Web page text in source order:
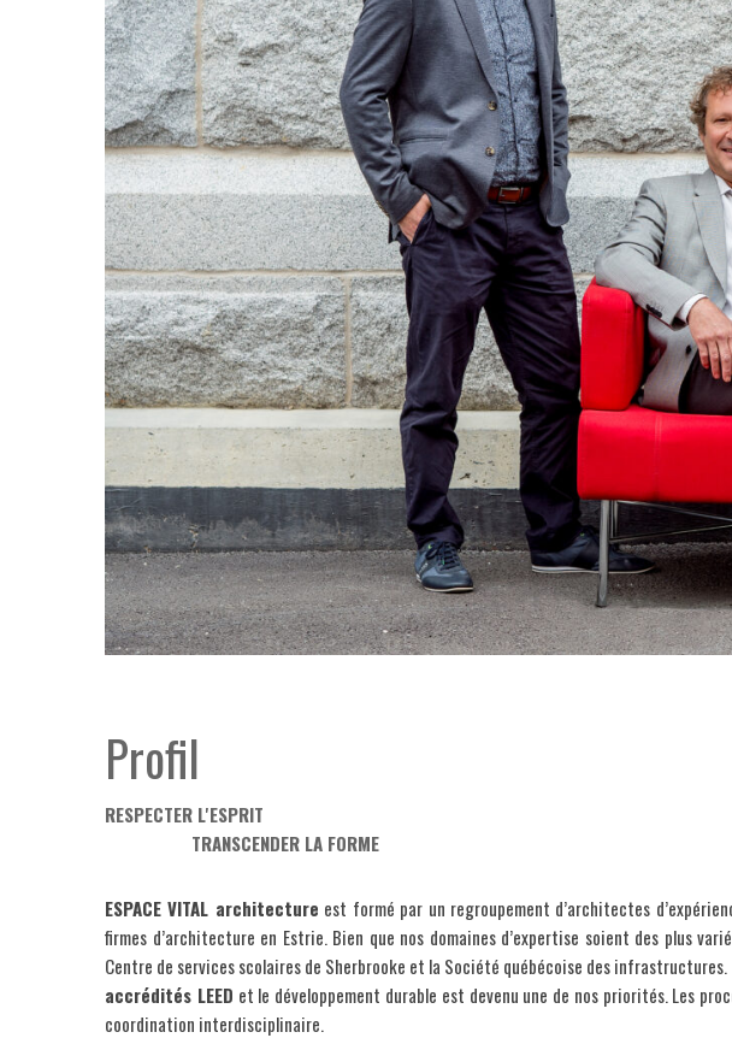
Profil
RESPECTER L'ESPRIT
TRANSCENDER LA FORME
ESPACE VITAL architecture est formé par un regroupement d’architectes
firmes d’architecture en Estrie. Bien que nos domaines d’expertise soient des plus
Centre de services scolaires de Sherbrooke et la Société québécoise des
accrédités LEED et le développement durable est devenu une de nos priorités. Les
coordination interdisciplinaire.